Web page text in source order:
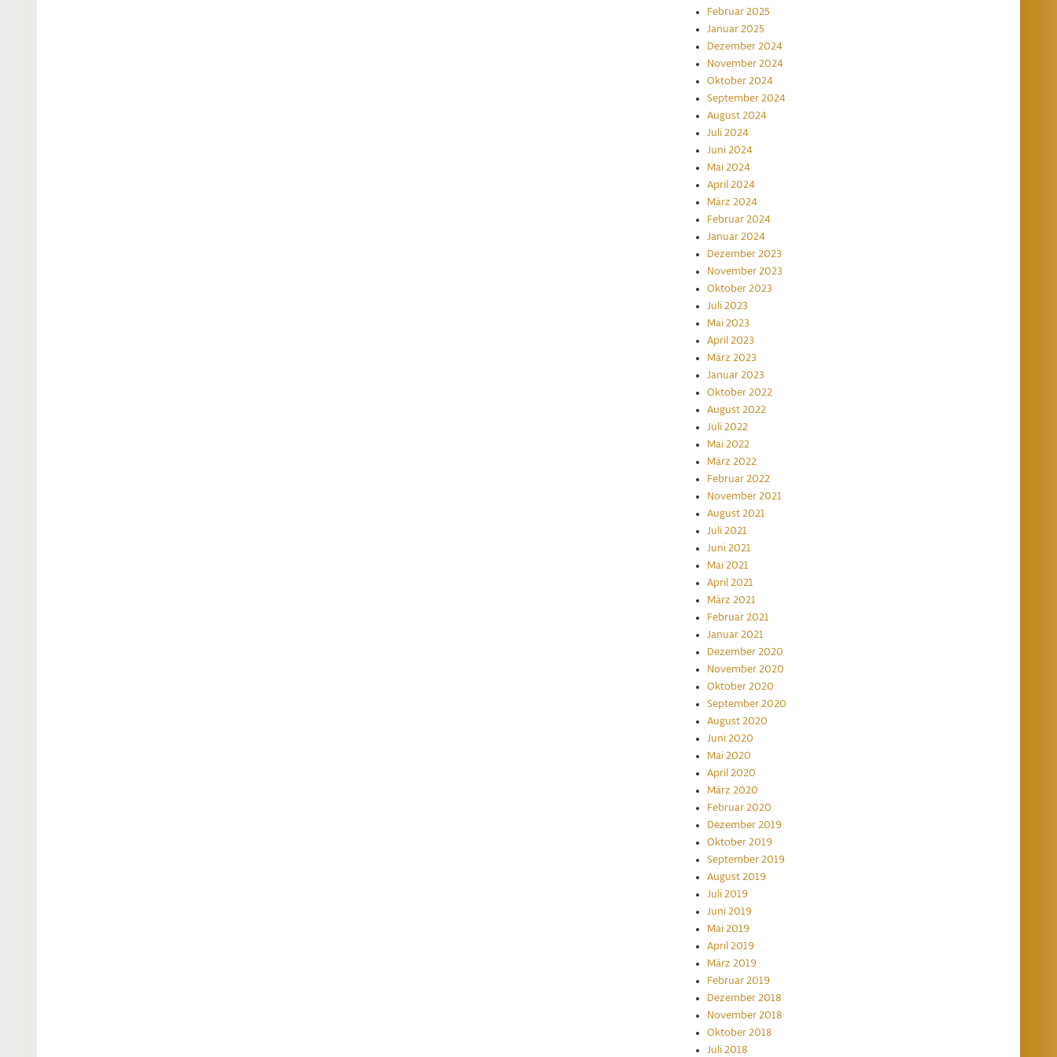
Februar 2025
Januar 2025
Dezember 2024
November 2024
Oktober 2024
September 2024
August 2024
Juli 2024
Juni 2024
Mai 2024
April 2024
März 2024
Februar 2024
Januar 2024
Dezember 2023
November 2023
Oktober 2023
Juli 2023
Mai 2023
April 2023
März 2023
Januar 2023
Oktober 2022
August 2022
Juli 2022
Mai 2022
März 2022
Februar 2022
November 2021
August 2021
Juli 2021
Juni 2021
Mai 2021
April 2021
März 2021
Februar 2021
Januar 2021
Dezember 2020
November 2020
Oktober 2020
September 2020
August 2020
Juni 2020
Mai 2020
April 2020
März 2020
Februar 2020
Dezember 2019
Oktober 2019
September 2019
August 2019
Juli 2019
Juni 2019
Mai 2019
April 2019
März 2019
Februar 2019
Dezember 2018
November 2018
Oktober 2018
Juli 2018